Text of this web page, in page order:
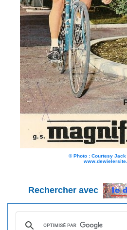
© Photo : Courtesy Jack
Rechercher avec